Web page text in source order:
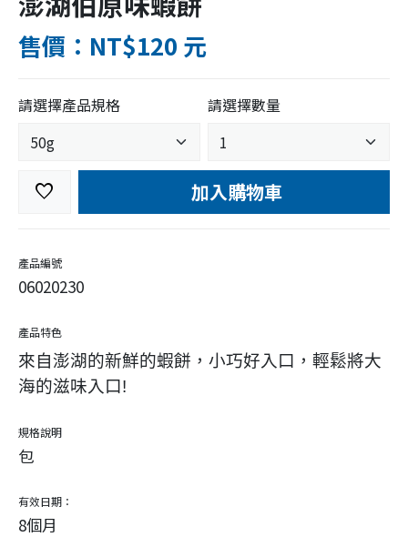
售價：NT$120 元
請選擇產品規格 請選擇數量
favorite 加入購物車
產品編號
06020230
產品特色
來自澎湖的新鮮的蝦餅，小巧好入口，輕鬆將大
海的滋味入口!
規格說明
包
有效日期：
8個月